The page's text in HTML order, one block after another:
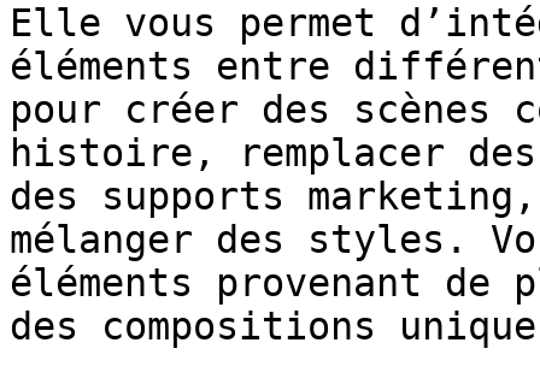
Elle vous permet
éléments entre
pour créer des scènes
histoire, remplacer
des supports
mélanger des styles.
éléments provenant de
des compositions